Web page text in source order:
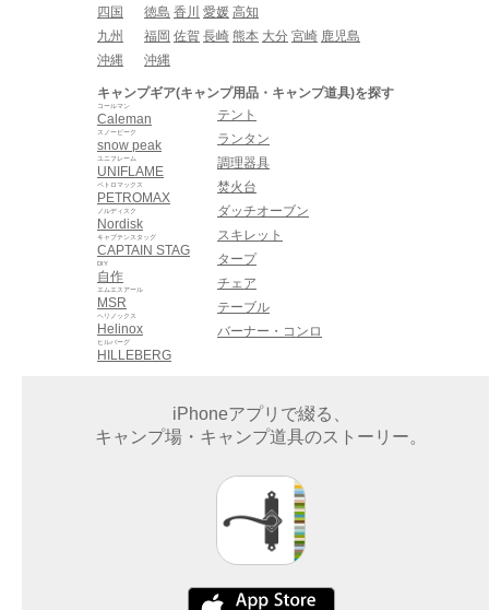
四国
徳島 香川 愛媛 高知
九州
福岡 佐賀 長崎 熊本 大分 宮崎 鹿児島
沖縄
沖縄
キャンプギア(キャンプ用品・キャンプ道具)を探す
Caleman
コールマン
snow peak
スノーピーク
UNIFLAME
ユニフレーム
PETROMAX
ペトロマックス
Nordisk
ノルディスク
CAPTAIN STAG
キャプテンスタッグ
自作
DIY
MSR
エムエスアール
Helinox
ヘリノックス
HILLEBERG
ヒルバーグ
テント
ランタン
調理器具
焚火台
ダッチオーブン
スキレット
タープ
チェア
テーブル
バーナー・コンロ
iPhoneアプリで綴る、
キャンプ場・キャンプ道具のストーリー。